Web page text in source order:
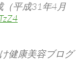
（平成31年4月
健康美容ブログ